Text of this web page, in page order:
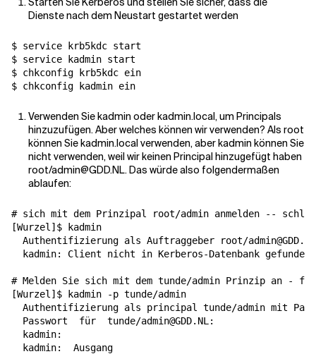
Dienste nach dem Neustart gestartet werden
$ service krb5kdc start
$ service kadmin start
$ chkconfig krb5kdc ein
Verwenden Sie kadmin oder kadmin.local, um Principals
hinzuzufügen. Aber welches können wir verwenden? Als root
können Sie kadmin.local verwenden, aber kadmin können Sie
nicht verwenden, weil wir keinen Principal hinzugefügt haben
root/admin@GDD.NL. Das würde also folgendermaßen
ablaufen:
# sich mit dem Prinzipal root/admin anmelden --
[Wurzel ] $ kadmin
Authentifizierung als Auftraggeber root/
kadmin: Client nicht in Kerberos-Datenbank
# Melden Sie sich mit dem tunde/admin Prinzip an -
[Wurzel ] $ kadmin -p tunde/admin
Authentifizierung als principal tunde/admin mit
  Passwort
für
  tunde/admin@GDD.NL:
  kadmin:
  kadmin:
Ausgang